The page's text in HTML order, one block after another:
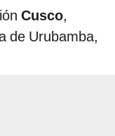
Cusco,
de Urubamba,